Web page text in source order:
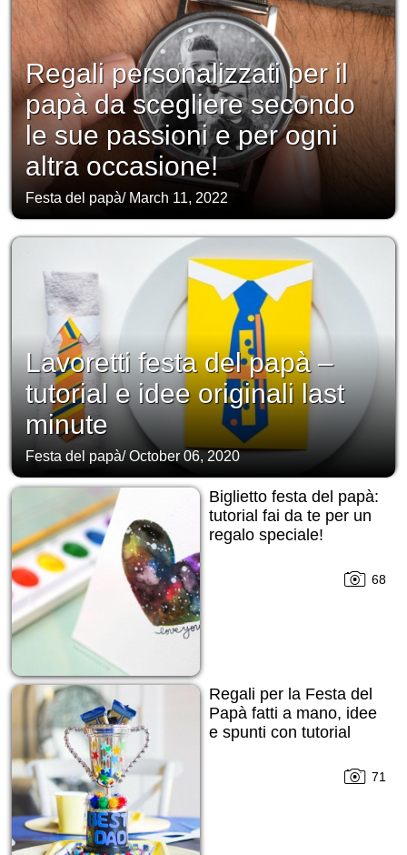
Regali personalizzati per il
papà da scegliere secondo
le sue passioni e per ogni
altra occasione!
Festa del papà/ March 11, 2022
Lavoretti festa del papà –
tutorial e idee originali last
minute
Festa del papà/October 06, 2020
Biglietto festa del papà:
tutorial fai da te per un
regalo speciale!
68
Regali per la Festa del
Papà fatti a mano, idee
e spunti con tutorial
71